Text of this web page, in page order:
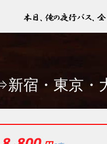
宿・東京・